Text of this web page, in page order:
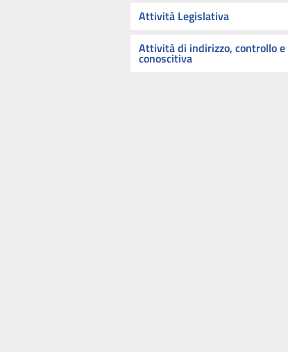
Attività Legislativa
Attività di indirizzo, controllo e
conoscitiva